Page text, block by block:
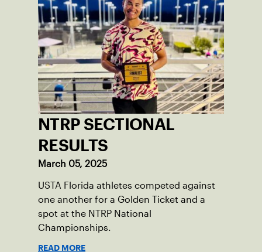
NTRP SECTIONAL
RESULTS
March 05, 2025
USTA Florida athletes competed against
one another for a Golden Ticket and a
spot at the NTRP National
Championships.
READ MORE